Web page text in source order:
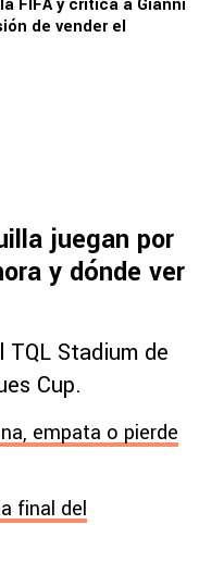
FIFA y critica a Gianni
de vender el
juegan por
y dónde ver
Stadium de
Cup.
empata o pierde
final del